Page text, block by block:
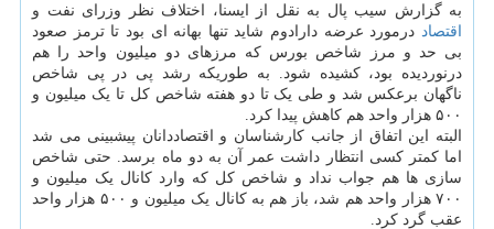
به گزارش سیب پال به نقل از ایسنا، اختلاف نظر وزرای نفت و
اقتصاد درمورد عرضه دارادوم شاید تنها بهانه ای بود تا ترمز صعود
بی حد و مرز شاخص بورس که مرزهای دو میلیون واحد را هم
درنوردیده بود، کشیده شود. به طوریکه رشد پی در پی شاخص
ناگهان برعکس شد و طی یک تا دو هفته شاخص کل تا یک میلیون و
۵۰۰ هزار واحد هم کاهش پیدا کرد.
البته این اتفاق از جانب کارشناسان و اقتصاددانان پیشبینی می شد
اما کمتر کسی انتظار داشت عمر آن به دو ماه برسد. حتی شاخص
سازی ها هم جواب نداد و شاخص کل که وارد کانال یک میلیون و
۷۰۰ هزار واحد هم شد، باز هم به کانال یک میلیون و ۵۰۰ هزار واحد
عقب گرد کرد.